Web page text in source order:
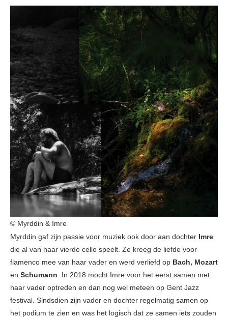
© Myrddin & Imre
Myrddin gaf zijn passie voor muziek ook door aan dochter Imre
die al van haar vierde cello speelt. Ze kreeg de liefde voor
flamenco mee van haar vader en werd verliefd op Bach, Mozart
en Schumann. In 2018 mocht Imre voor het eerst samen met
haar vader optreden en dan nog wel meteen op Gent Jazz
festival. Sindsdien zijn vader en dochter regelmatig samen op
het podium te zien en was het logisch dat ze samen iets zouden